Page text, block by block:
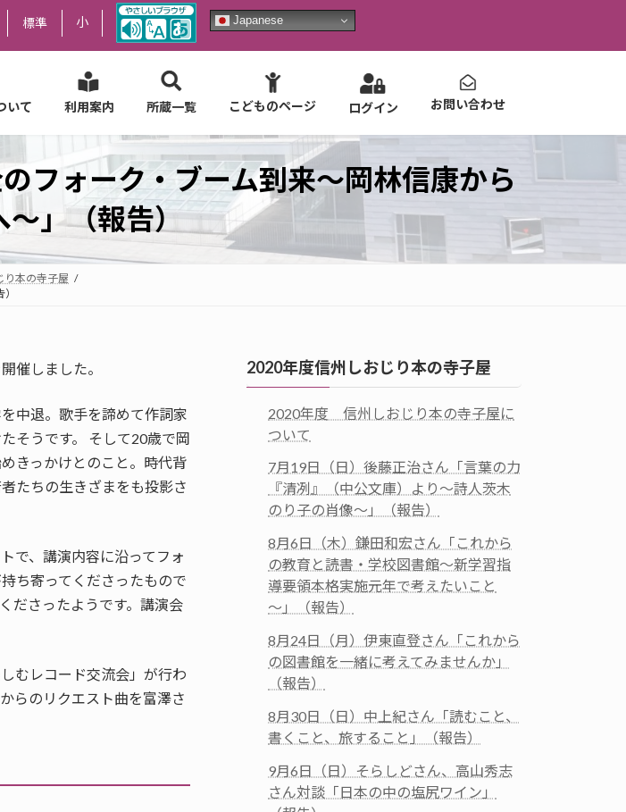
標準 小 Japanese
いて 利用案内 所蔵一覧 こどものページ ログイン お問い合わせ
フォーク・ブーム到来～岡林信康から
～」（報告）
り本の寺子屋
催しました。
中退。歌手を諦めて作詞家
そうです。 そして20歳で岡
きっかけとのこと。時代背
たちの生きざまをも投影さ
で、講演内容に沿ってフォ
ち寄ってくださったもので
ださったようです。講演会
むレコード交流会」が行わ
らのリクエスト曲を富澤さ
2020年度信州しおじり本の寺子屋
2020年度 信州しおじり本の寺子屋に
ついて
7月19日（日）後藤正治さん「言葉の力
『清冽』（中公文庫）より～詩人茨木
のり子の肖像～」（報告）
8月6日（木）鎌田和宏さん「これから
の教育と読書・学校図書館～新学習指
導要領本格実施元年で考えたいこと
～」（報告）
8月24日（月）伊東直登さん「これから
の図書館を一緒に考えてみませんか」
（報告）
8月30日（日）中上紀さん「読むこと、
書くこと、旅すること」（報告）
9月6日（日）そらしどさん、高山秀志
さん対談「日本の中の塩尻ワイン」